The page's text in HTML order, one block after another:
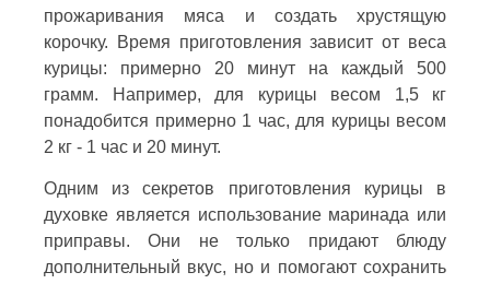
прожаривания мяса и создать хрустящую
корочку. Время приготовления зависит от веса
курицы: примерно 20 минут на каждый 500
грамм. Например, для курицы весом 1,5 кг
понадобится примерно 1 час, для курицы весом
2 кг - 1 час и 20 минут.
Одним из секретов приготовления курицы в
духовке является использование маринада или
приправы. Они не только придают блюду
дополнительный вкус, но и помогают сохранить